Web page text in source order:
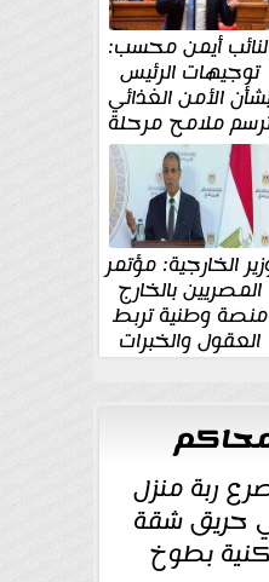
أيمن محسب:
توجيهات الرئيس
الأمن الغذائي
ملامح مرحلة
جديدة
الخارجية: مؤتمر
المصريين بالخارج
منصة وطنية تربط
العقول والخبرات
المصرية بالدولة
ربة منزل
حريق شقة
بطوخ